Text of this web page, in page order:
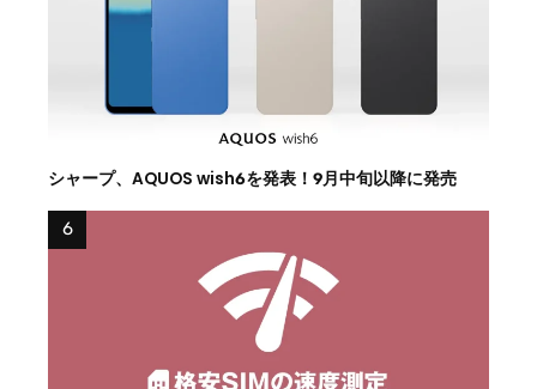
シャープ、AQUOS wish6を発表！9月中旬以降に発売